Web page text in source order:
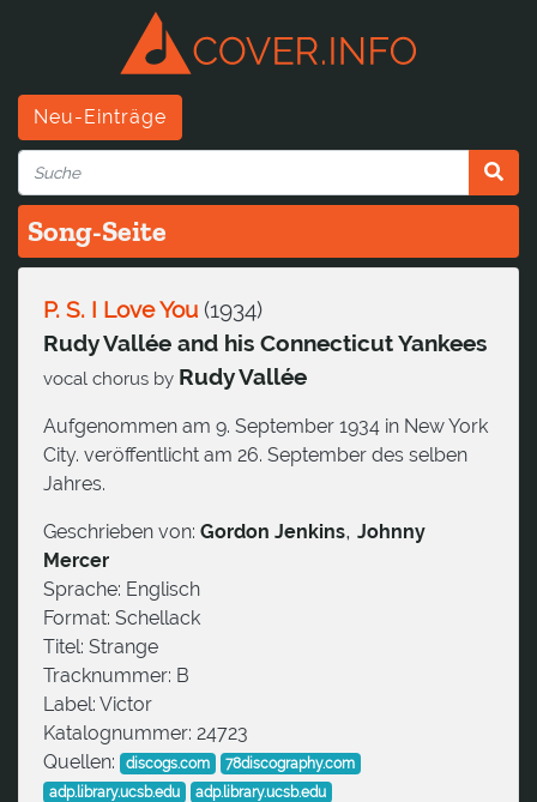
Neu-Einträge
Song-Seite
P. S. I Love You (1934)
Rudy Vallée and his Connecticut Yankees
vocal chorus by Rudy Vallée
Aufgenommen am 9. September 1934 in New York
City. veröffentlicht am 26. September des selben
Jahres.
Geschrieben von: Gordon Jenkins, Johnny
Mercer
Sprache: Englisch
Format: Schellack
Titel: Strange
Tracknummer: B
Label: Victor
Katalognummer: 24723
Quellen:
discogs.com
78discography.com
adp.library.ucsb.edu
adp.library.ucsb.edu